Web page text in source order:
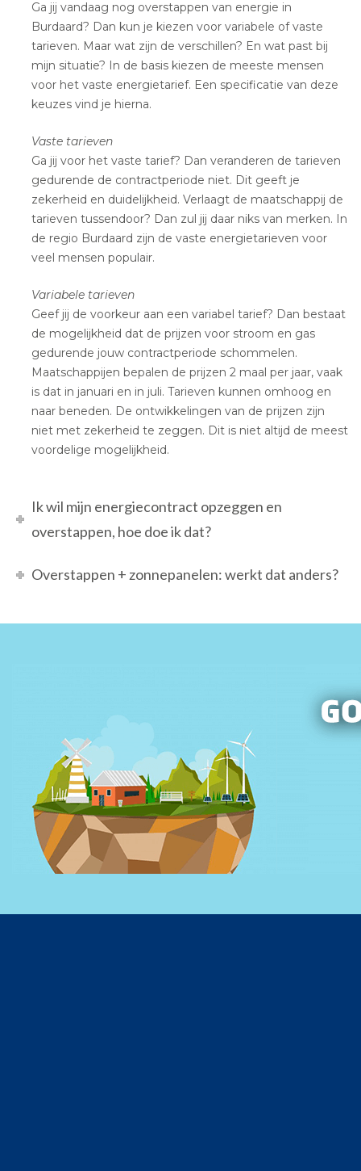
Ga jij vandaag nog overstappen van energie in
Burdaard? Dan kun je kiezen voor variabele of vaste
tarieven. Maar wat zijn de verschillen? En wat past bij
mijn situatie? In de basis kiezen de meeste mensen
voor het vaste energietarief. Een specificatie van deze
keuzes vind je hierna.
Vaste tarieven
Ga jij voor het vaste tarief? Dan veranderen de tarieven
gedurende de contractperiode niet. Dit geeft je
zekerheid en duidelijkheid. Verlaagt de maatschappij de
tarieven tussendoor? Dan zul jij daar niks van merken. In
de regio Burdaard zijn de vaste energietarieven voor
veel mensen populair.
Variabele tarieven
Geef jij de voorkeur aan een variabel tarief? Dan bestaat
de mogelijkheid dat de prijzen voor stroom en gas
gedurende jouw contractperiode schommelen.
Maatschappijen bepalen de prijzen 2 maal per jaar, vaak
is dat in januari en in juli. Tarieven kunnen omhoog en
naar beneden. De ontwikkelingen van de prijzen zijn
niet met zekerheid te zeggen. Dit is niet altijd de meest
voordelige mogelijkheid.
Ik wil mijn energiecontract opzeggen en
overstappen, hoe doe ik dat?
Overstappen + zonnepanelen: werkt dat anders?